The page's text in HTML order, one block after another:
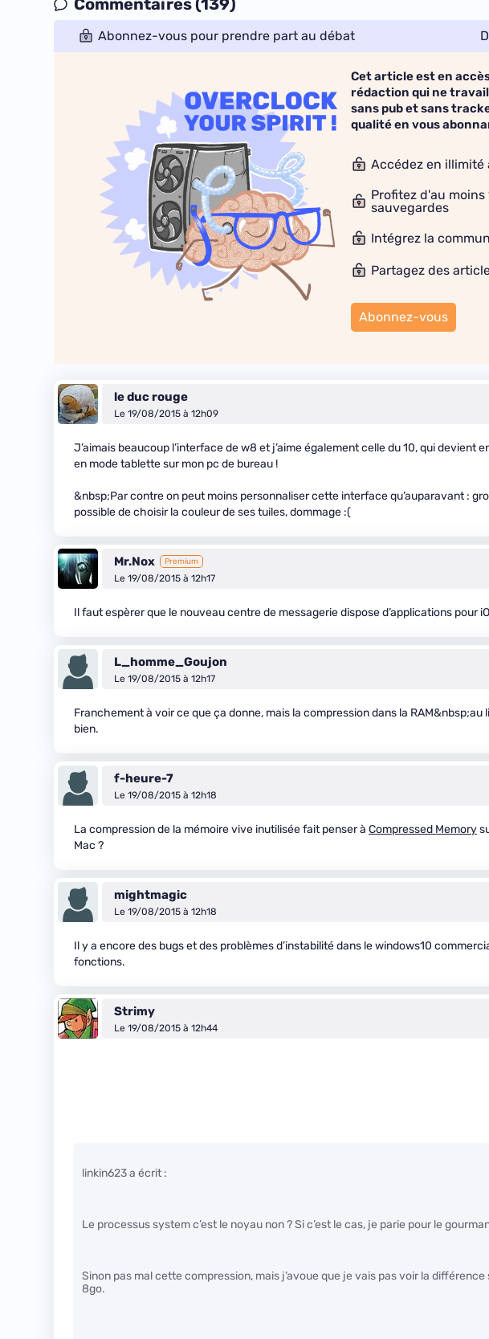
Commentaires (139)
Abonnez-vous pour prendre part au débat
Cet article est en
rédaction qui ne
sans pub et sans
qualité en vous
Accédez en
Profitez d'au moins
sauvegardes
Intégrez la
Partagez des
Abonnez-vous
le duc rouge
Le 19/08/2015 à 12h09
J’aimais beaucoup l’interface de w8 et j’aime également celle du 10, qui devient
en mode tablette sur mon pc de bureau !
&nbsp;Par contre on peut moins personnaliser cette interface qu’auparavant :
possible de choisir la couleur de ses tuiles, dommage :(
Mr.Nox Premium
Le 19/08/2015 à 12h17
Il faut espèrer que le nouveau centre de messagerie dispose d’applications pour
L_homme_Goujon
Le 19/08/2015 à 12h17
Franchement à voir ce que ça donne, mais la compression dans la RAM&nbsp;au
bien.
f-heure-7
Le 19/08/2015 à 12h18
La compression de la mémoire vive inutilisée fait penser à Compressed Memory
Mac ?
mightmagic
Le 19/08/2015 à 12h18
Il y a encore des bugs et des problèmes d’instabilité dans le windows10
fonctions.
Strimy
Le 19/08/2015 à 12h44
linkin623 a écrit :
Le processus system c’est le noyau non ? Si c’est le cas, je parie pour le
Sinon pas mal cette compression, mais j’avoue que je vais pas voir la
8go.